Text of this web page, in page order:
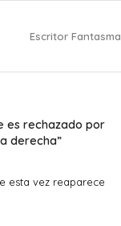
Escritor Fantasma
es rechazado por
derecha”
esta vez reaparece